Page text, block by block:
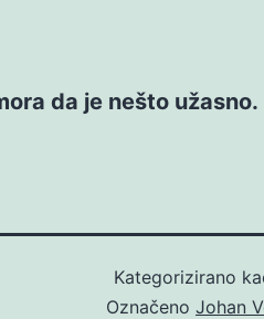
da je nešto užasno.
Kategorizirano
Označeno Johan